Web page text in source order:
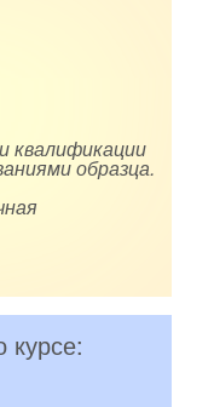
квалификации
образца.